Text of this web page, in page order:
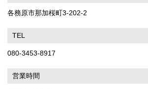
各務原市那加桜町3-202-2
TEL
080-3453-8917
営業時間